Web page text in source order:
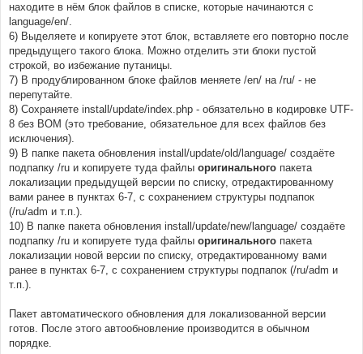
находите в нём блок файлов в списке, которые начинаются с
language/en/.
6) Выделяете и копируете этот блок, вставляете его повторно после
предыдущего такого блока. Можно отделить эти блоки пустой
строкой, во избежание путаницы.
7) В продублированном блоке файлов меняете /en/ на /ru/ - не
перепутайте.
8) Сохраняете install/update/index.php - обязательно в кодировке UTF-
8 без BOM (это требование, обязательное для всех файлов без
исключения).
9) В папке пакета обновления install/update/old/language/ создаёте
подпапку /ru и копируете туда файлы оригинального пакета
локализации предыдущей версии по списку, отредактированному
вами ранее в пунктах 6-7, с сохранением структуры подпапок
(/ru/adm и т.п.).
10) В папке пакета обновления install/update/new/language/ создаёте
подпапку /ru и копируете туда файлы оригинального пакета
локализации новой версии по списку, отредактированному вами
ранее в пунктах 6-7, с сохранением структуры подпапок (/ru/adm и
т.п.).
Пакет автоматического обновления для локализованной версии
готов. После этого автообновление производится в обычном
порядке.